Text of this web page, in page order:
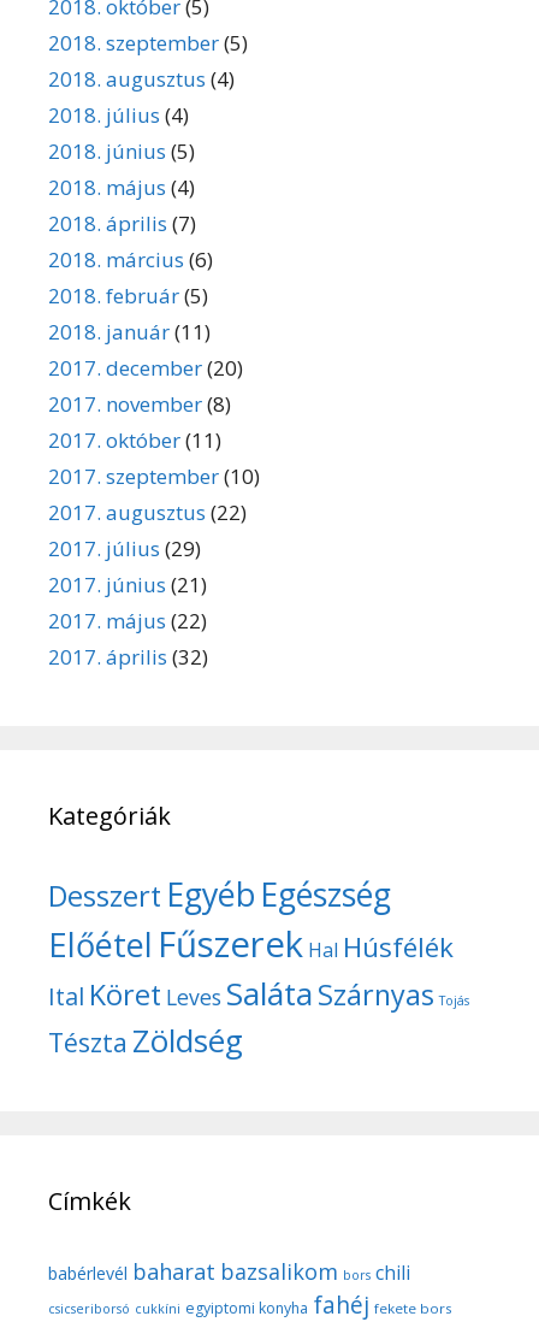
2018. október(5)
2018. szeptember(5)
2018. augusztus (4)
2018. július (4)
2018. június (5)
2018. május (4)
2018. április (7)
2018. március (6)
2018. február(5)
2018. január(11)
2017. december(20)
2017. november(8)
2017. október(11)
2017. szeptember(10)
2017. augusztus (22)
2017. július (29)
2017. június (21)
2017. május (22)
2017. április (32)
Kategóriák
Desszert Egyéb Egészség
Előétel Fűszerek Hal Húsfélék
Ital Köret Leves SalátaSzárnyas Tojás
Tészta Zöldség
Címkék
babérlevél baharat bazsalikom bors chili
csicseriborsó cukkíni egyiptomi konyha fahéj fekete bors